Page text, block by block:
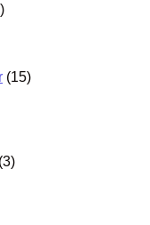
(15)
(3)